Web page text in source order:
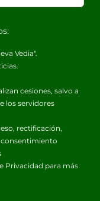
Vedia".
cesiones, salvo a
los servidores
rectificación,
Privacidad para más